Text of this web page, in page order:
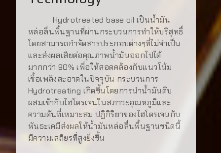
Hydrotreated base oil เป็นน้ำมัน
หล่อลื่นพื้นฐานที่ผ่านกระบวนการทำให้บริสุทธิ์
โดยสามารถกำจัดสารประกอบต่างๆที่ไม่จำเป็น
และส่งผลเสียต่อคุณภาพน้ำมันออกไปได้
มากกว่า 90% เพื่อให้สอดคล้องกับเเนวโน้ม
เชื้อเพลิงสะอาดในปัจจุบัน กระบวนการ
Hydrotreating เกิดขึ้นโดยการนำน้ำมันดิบ
ผสมเข้ากับไฮโดรเจนในสภาวะอุณหภูมิและ
ความดันที่เหมาะสม ปฏิกิริยาของไฮโดรเจนกับ
พันธะเคมีส่งผลให้น้ำมันหล่อลื่นพื้นฐานชนิดนี้
มีความเสถียรที่สูงยิ่งขึ้น